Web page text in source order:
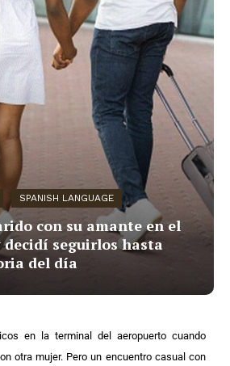
SPANISH LANGUAGE
con su amante en el
decidí seguirlos hasta
del día
en la terminal del aeropuerto cuando
otra mujer. Pero un encuentro casual con